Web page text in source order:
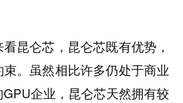
昆仑芯，昆仑芯既有优势，
。虽然相比许多仍处于商业
企业，昆仑芯天然拥有较